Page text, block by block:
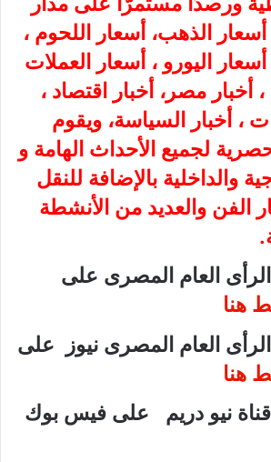
لـ أسعار الذهب، أسعار اللحوم ،
أسعار اليورو ، أسعار العملات
، أخبار مصر، أخبار اقتصاد ،
، أخبار السياسة، ويقوم
حصرية لجميع الأحداث الهامة و
والداخلية بالإضافة للنقل
الفن والعديد من الأنشطة
العام المصرى على
هنا
العام المصرى نيوز على
هنا
نيو دريم على فيس بوك